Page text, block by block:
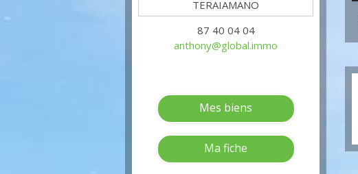
87 40 04 04
anthony@global.immo
Mes biens
Ma fiche